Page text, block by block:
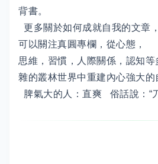
背書。
更多關於如何成就自我的文章，
可以關注真圓專欄，從心態，
思維，習慣，人際關係，認知
雜的叢林世界中重建內心強大的
脾氣大的人：直爽 俗話說：“